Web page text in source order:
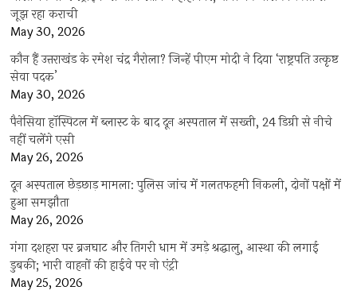
जूझ रहा कराची
May 30, 2026
कौन हैं उत्तराखंड के रमेश चंद्र गैरोला? जिन्हें पीएम मोदी ने दिया ‘राष्ट्रपति उत्कृष्ट
सेवा पदक’
May 30, 2026
पैनेसिया हॉस्पिटल में ब्लास्ट के बाद दून अस्पताल में सख्ती, 24 डिग्री से नीचे
नहीं चलेंगे एसी
May 26, 2026
दून अस्पताल छेड़छाड़ मामला: पुलिस जांच में गलतफहमी निकली, दोनों पक्षों में
हुआ समझौता
May 26, 2026
गंगा दशहरा पर ब्रजघाट और तिगरी धाम में उमड़े श्रद्धालु, आस्था की लगाई
डुबकी; भारी वाहनों की हाईवे पर नो एंट्री
May 25, 2026